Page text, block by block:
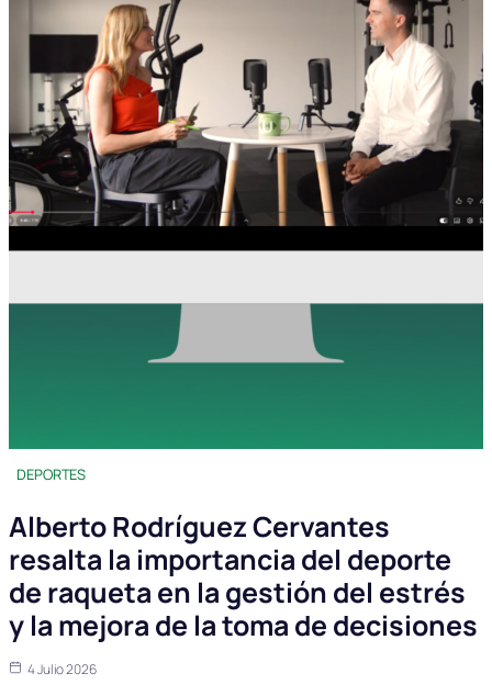
DEPORTES
Alberto Rodríguez Cervantes
resalta la importancia del deporte
de raqueta en la gestión del estrés
y la mejora de la toma de decisiones
4 Julio 2026